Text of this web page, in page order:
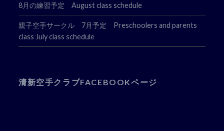
8月の練習予定 August class schedule
親子空手サークル 7月予定 Preschoolers and parents
class July class schedule
清新空手クラブFACEBOOKページ